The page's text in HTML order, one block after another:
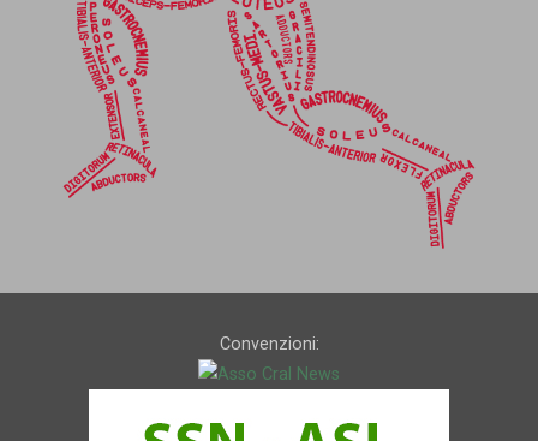
Convenzioni: